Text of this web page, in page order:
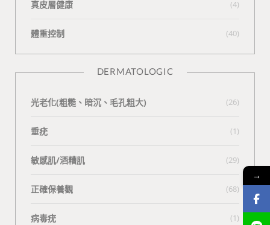
真皮層健康 (4)
體重控制 (40)
DERMATOLOGIC
光老化(粗糙、暗沉、毛孔粗大) (26)
垂疣 (1)
敏感肌/酒糟肌 (29)
正確保養觀 (68)
病毒疣 (1)
→